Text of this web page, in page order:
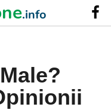
.info